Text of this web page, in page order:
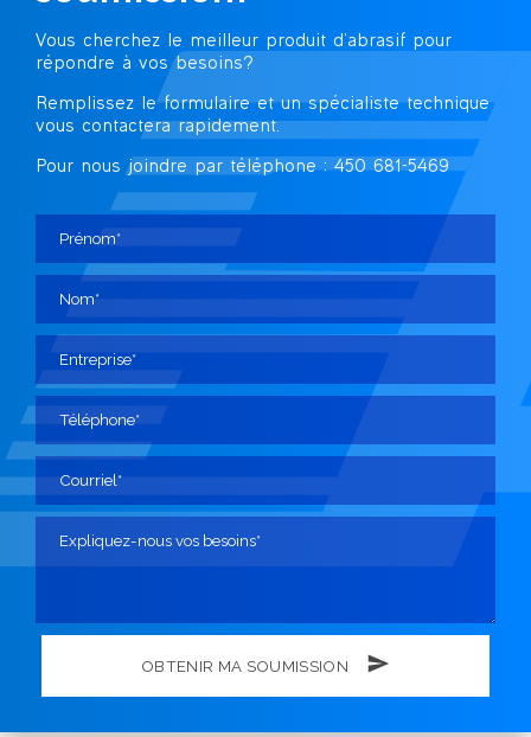
Vous cherchez le meilleur produit d’abrasif pour
répondre à vos besoins?
Remplissez le formulaire et un spécialiste technique
vous contactera rapidement.
Pour nous joindre par téléphone : 450 681-5469
OBTENIR MA SOUMISSION